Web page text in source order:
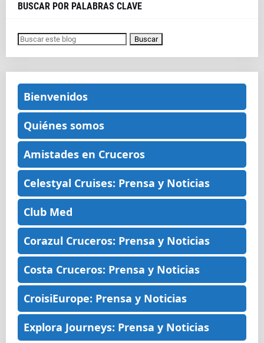
BUSCAR POR PALABRAS CLAVE
Bienvenidos
Quiénes somos
Amistades en Cruceros
Celestyal Cruises: Prensa y Noticias
Club Med
Corazul Cruceros: Prensa y Noticias
Costa Cruceros: Prensa y Noticias
CroisiEurope: Prensa y Noticias
Explora Journeys: Prensa y Noticias